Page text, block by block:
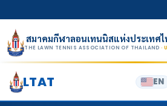
สมาคมกีฬาลอนเทนนิสแห่งประเทศ
THE LAWN TENNIS ASSOCIATION OF THAILAND ·
LTAT EN